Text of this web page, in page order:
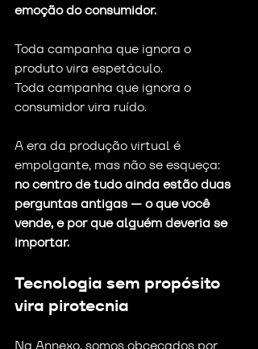
emoção do consumidor.
Toda campanha que ignora o
produto vira espetáculo.
Toda campanha que ignora o
consumidor vira ruído.
A era da produção virtual é
empolgante, mas não se esqueça:
no centro de tudo ainda estão duas
perguntas antigas — o que você
vende, e por que alguém deveria se
importar.
Tecnologia sem propósito
vira pirotecnia
Na Annexo, somos obcecados por